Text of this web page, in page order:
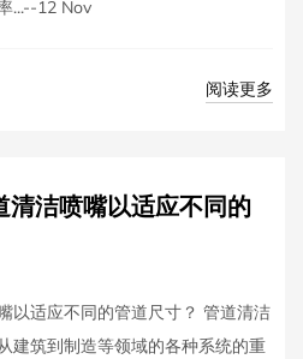
...--12 Nov
阅读更多
清洁喷嘴以适应不同的
以适应不同的管道尺寸？ 管道清洁
建筑到制造等领域的各种系统的重